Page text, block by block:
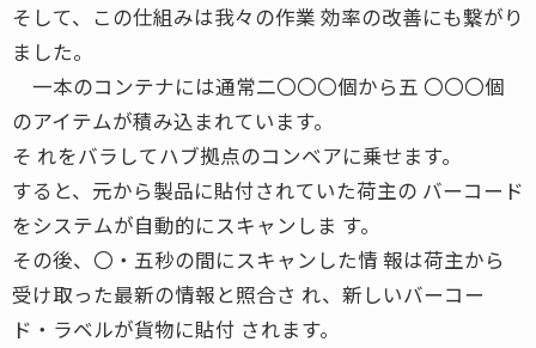
そして、この仕組みは我々の作業 効率の改善にも繋がり
ました。
一本のコンテナには通常二〇〇〇個から五 〇〇〇個
のアイテムが積み込まれています。
そ れをバラしてハブ拠点のコンベアに乗せます。
すると、元から製品に貼付されていた荷主の バーコード
をシステムが自動的にスキャンしま す。
その後、〇・五秒の間にスキャンした情 報は荷主から
受け取った最新の情報と照合さ れ、新しいバーコー
ド・ラベルが貨物に貼付 されます。